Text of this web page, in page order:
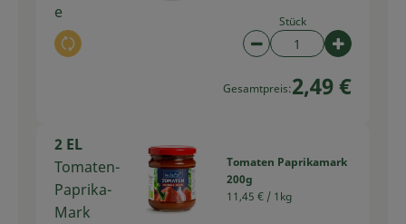
e
Auswahl ändern
Stück
Artikelanzahl
Gesamtpreis:2,49 €
2 EL
Tomaten-
Paprika-
Mark
Tomaten Paprikamark
200g
11,45 € / 1kg